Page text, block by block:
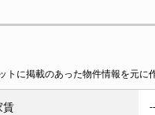
に掲載のあった物件情報を元に
賃 --